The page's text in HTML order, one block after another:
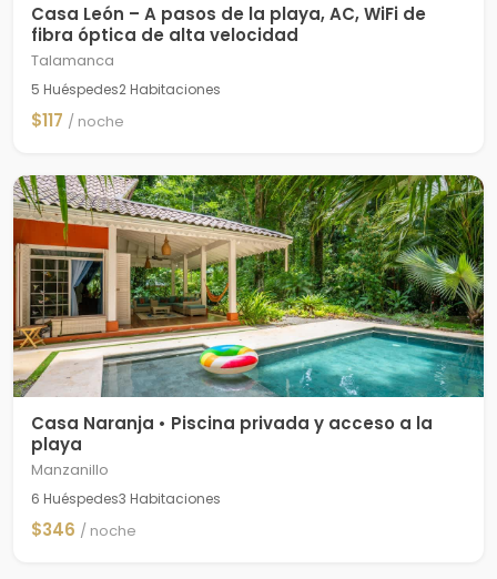
Casa León – A pasos de la playa, AC, WiFi de
fibra óptica de alta velocidad
Talamanca
5 Huéspedes2 Habitaciones
$117 / noche
Casa Naranja • Piscina privada y acceso a la
playa
Manzanillo
6 Huéspedes3 Habitaciones
$346 / noche